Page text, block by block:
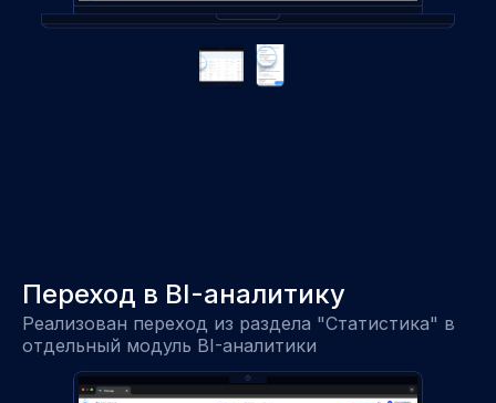
Переход в BI-аналитику
Реализован переход из раздела "Статистика" в
отдельный модуль BI-аналитики